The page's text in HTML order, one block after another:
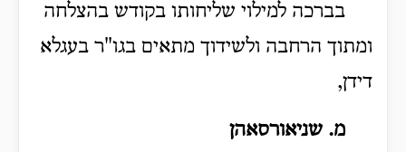
בברכה למילוי שליחותו בקודש בהצלחה
ומתוך הרחבה ולשידוך מתאים בגו"ר בעגלא
דידן,
מ. שניאורסאהן